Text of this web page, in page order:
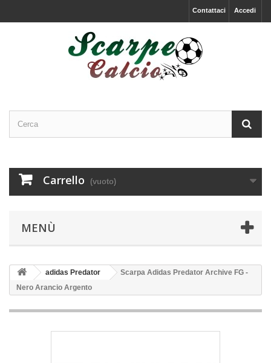
Accedi
Contattaci
Carrello (vuoto)
MENÙ
adidas Predator
Scarpa Adidas Predator Archive FG -
Nero Arancio Argento